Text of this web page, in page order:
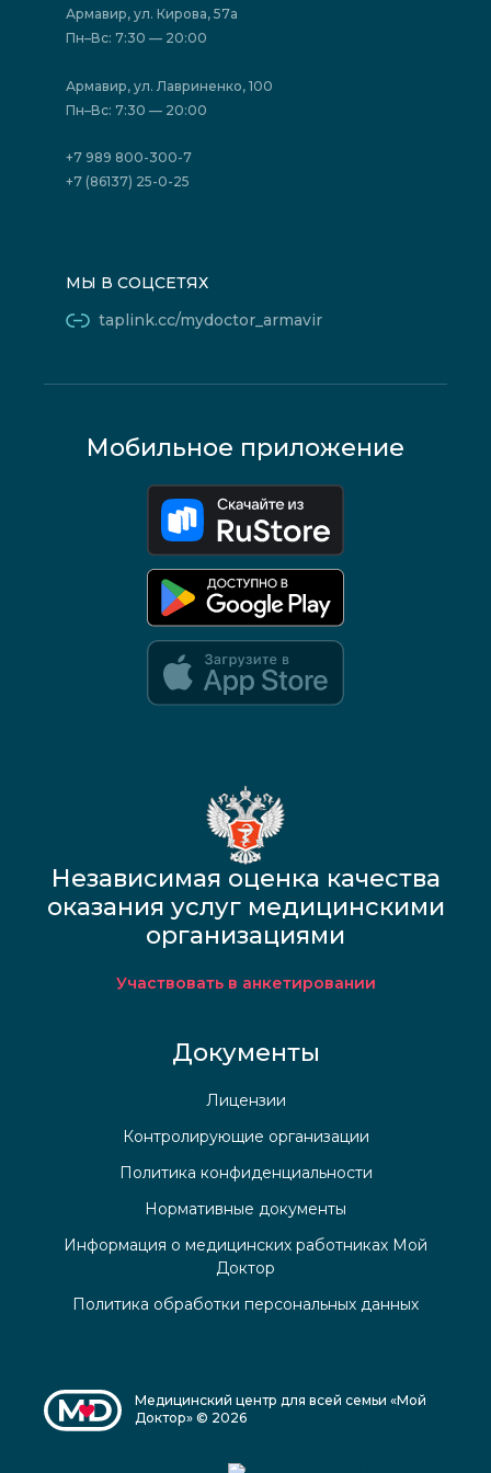
Фотогалерея
Политика конфиденциальности
Акции
Акции
Отзывы
Государственные программы
Юридическим лицам
Армавир, ул. Кирова, 57а
Пн–Вс: 7:30 — 20:00
Армавир, ул. Лавриненко, 100
Пн–Вс: 7:30 — 20:00
+7 989 800-300-7
+7 (86137) 25-0-25
МЫ В СОЦСЕТЯХ
taplink.cc/mydoctor_armavir
Мобильное приложение
Независимая оценка качества
оказания услуг медицинскими
организациями
Участвовать в анкетировании
Документы
Лицензии
Контролирующие организации
Политика конфиденциальности
Нормативные документы
Информация о медицинских работниках Мой
Доктор
Политика обработки персональных данных
Медицинский центр для всей семьи «Мой
Доктор» © 2026